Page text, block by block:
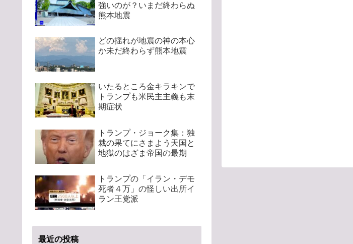
強いのが？いまだ終わらぬ
熊本地震
どの揺れが地震の神の本心
か未だ終わらず熊本地震
いたるところ金キラキンで
トランプも米民主主義も末
期症状
トランプ・ジョーク集：独
裁の果てにさまよう天国と
地獄のはざま帝国の最期
トランプの「イラン・デモ
死者４万」の怪しい出所イ
ラン王党派
最近の投稿